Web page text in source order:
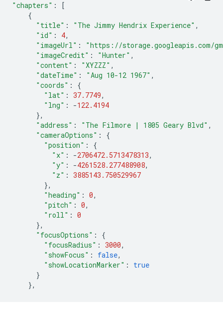
"chapters" :
[
{
"title" : "The Jimmy Hendrix Experience" ,
"id" : 4,
"imageUrl" :
"https://storage.googleapis.com/
"imageCredit" : "Hunter" ,
"content" : "XYZZZ" ,
"dateTime" : "Aug 10-12 1967" ,
"coords" :
{
"lat" : 37.7749,
"lng" : -122.4194
},
"address" : "The Filmore | 1805 Geary Blvd" ,
"cameraOptions" :
{
"position" :
{
"x" : -2706472.5713478313,
"y" : -4261528.277488908,
"z" : 3885143.750529967
},
"heading" : 0,
"pitch" : 0,
"roll" : 0
},
"focusOptions" :
{
"focusRadius" : 3000,
"showFocus" : false,
"showLocationMarker" :
true
}
},